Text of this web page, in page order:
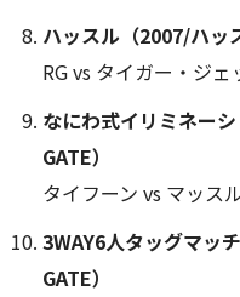
ハッスル（2007/ハッ
RG vs タイガー・ジ
なにわ式イリミネー
GATE）
タイフーン vs マッス
3WAY6人タッグマッ
GATE）